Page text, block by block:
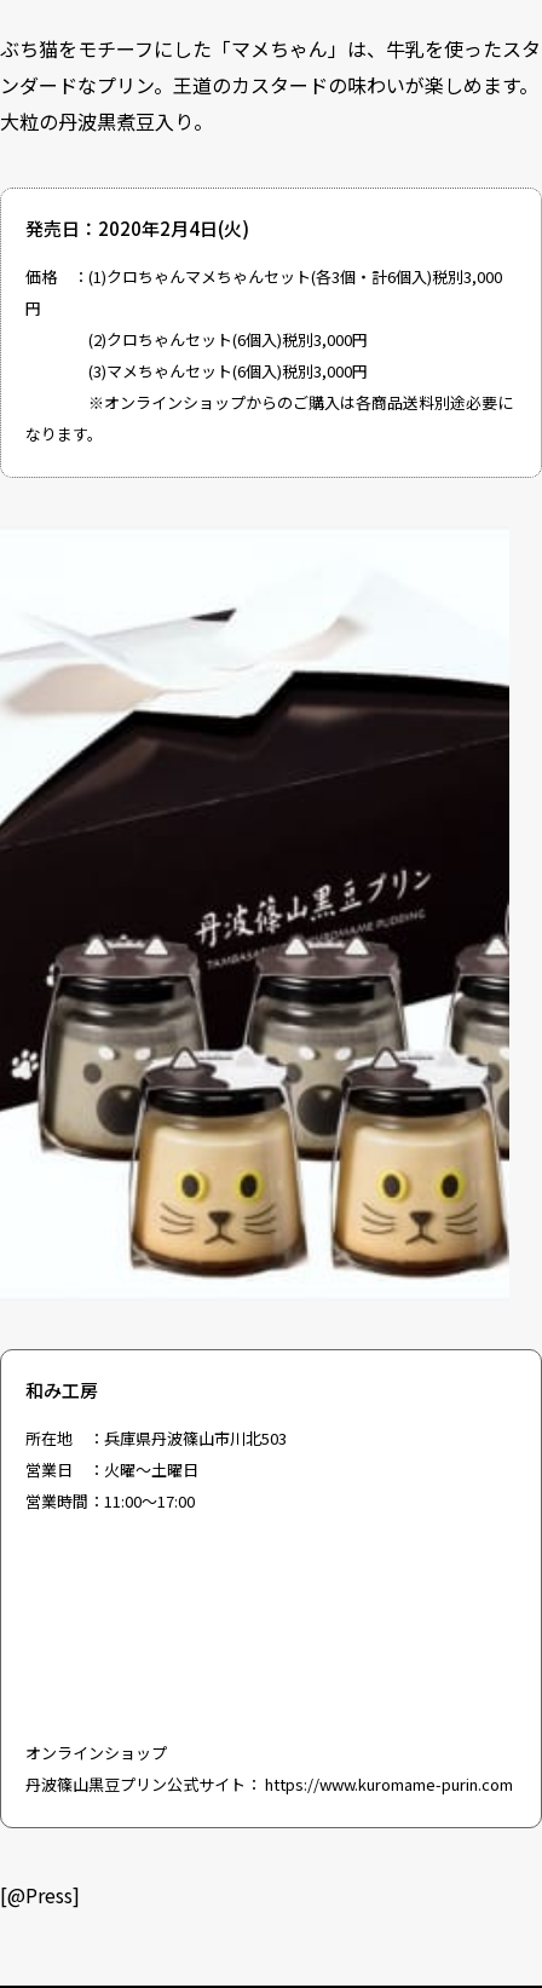
ぶち猫をモチーフにした「マメちゃん」は、牛乳を使ったスタ
ンダードなプリン。王道のカスタードの味わいが楽しめます。
大粒の丹波黒煮豆入り。
発売日：2020年2月4日(火)
価格 ：(1)クロちゃんマメちゃんセット(各3個・計6個入)税別3,000
円
(2)クロちゃんセット(6個入)税別3,000円
(3)マメちゃんセット(6個入)税別3,000円
※オンラインショップからのご購入は各商品送料別途必要に
なります。
和み工房
所在地 ：兵庫県丹波篠山市川北503
営業日 ：火曜～土曜日
営業時間：11:00～17:00
オンラインショップ
丹波篠山黒豆プリン公式サイト： https://www.kuromame-purin.com
[@Press]